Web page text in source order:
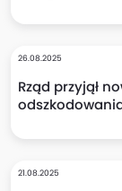
26.08.2025
Rząd przyjął
21.08.2025